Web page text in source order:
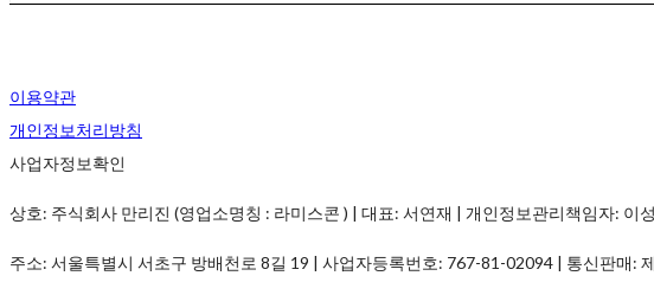
이용약관
개인정보처리방침
사업자정보확인
상호: 주식회사 만리진 (영업소명칭 : 라미스콘 ) | 대표: 서연재 | 개인정보관리책임자: 이
주소: 서울특별시 서초구 방배천로 8길 19 | 사업자등록번호: 767-81-02094 | 통신판매: